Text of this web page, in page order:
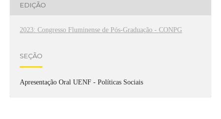
EDIÇÃO
2023: Congresso Fluminense de Pós-Graduação - CONPG
SEÇÃO
Apresentação Oral UENF - Políticas Sociais